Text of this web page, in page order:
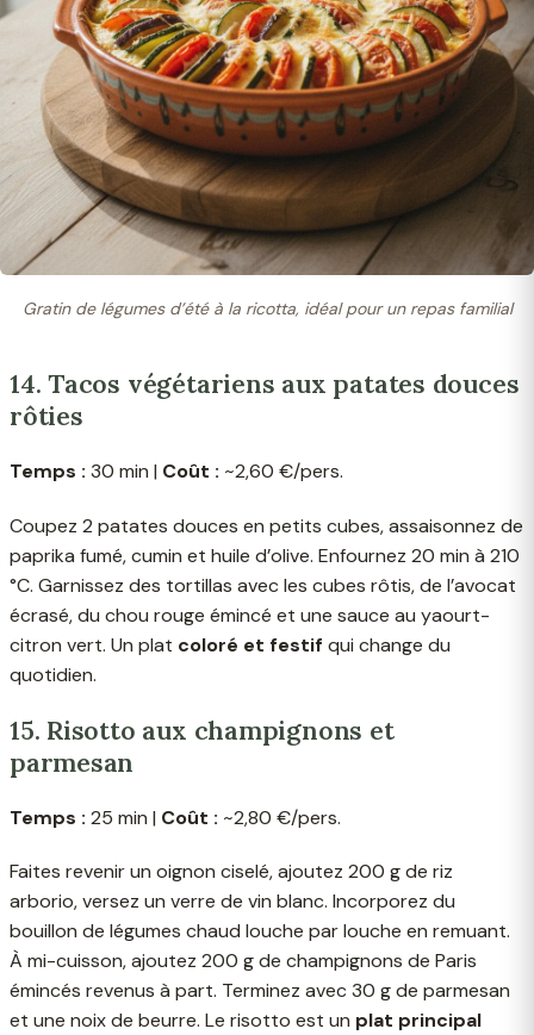
Gratin de légumes d’été à la ricotta, idéal pour un repas familial
14. Tacos végétariens aux patates douces
rôties
Temps : 30 min | Coût : ~2,60 €/pers.
Coupez 2 patates douces en petits cubes, assaisonnez de
paprika fumé, cumin et huile d’olive. Enfournez 20 min à 210
°C. Garnissez des tortillas avec les cubes rôtis, de l’avocat
écrasé, du chou rouge émincé et une sauce au yaourt-
citron vert. Un plat coloré et festif qui change du
quotidien.
15. Risotto aux champignons et
parmesan
Temps : 25 min | Coût : ~2,80 €/pers.
Faites revenir un oignon ciselé, ajoutez 200 g de riz
arborio, versez un verre de vin blanc. Incorporez du
bouillon de légumes chaud louche par louche en remuant.
À mi-cuisson, ajoutez 200 g de champignons de Paris
émincés revenus à part. Terminez avec 30 g de parmesan
et une noix de beurre. Le risotto est un plat principal